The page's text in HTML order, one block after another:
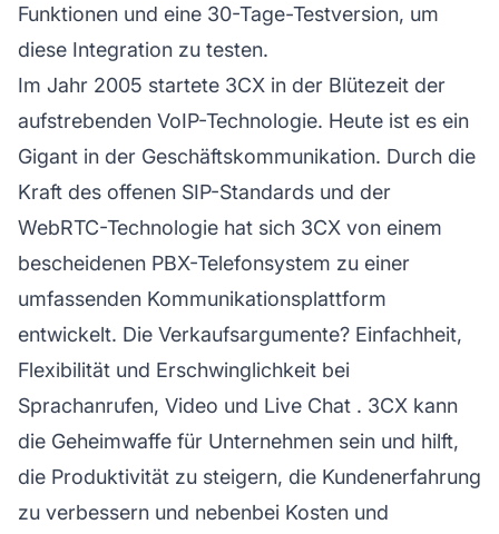
Funktionen und eine 30-Tage-Testversion, um
diese Integration zu testen.
Im Jahr 2005 startete 3CX in der Blütezeit der
aufstrebenden VoIP-Technologie. Heute ist es ein
Gigant in der Geschäftskommunikation. Durch die
Kraft des offenen SIP-Standards und der
WebRTC-Technologie hat sich 3CX von einem
bescheidenen PBX-Telefonsystem zu einer
umfassenden Kommunikationsplattform
entwickelt. Die Verkaufsargumente? Einfachheit,
Flexibilität und Erschwinglichkeit bei
Sprachanrufen, Video und Live Chat . 3CX kann
die Geheimwaffe für Unternehmen sein und hilft,
die Produktivität zu steigern, die Kundenerfahrung
zu verbessern und nebenbei Kosten und